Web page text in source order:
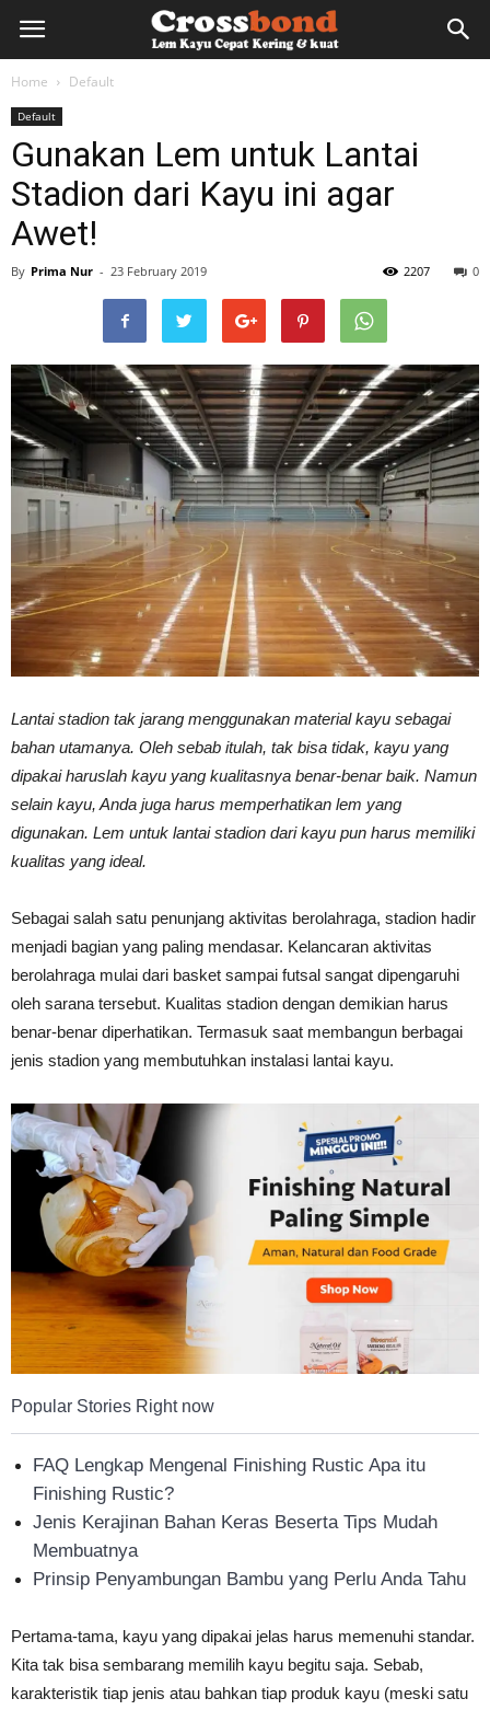
lemkayu.net
Lem
HPL,
Kertas,
Vinyl
Cepat
Kering,
Kuat
Tahan
Home Default
Default
Gunakan Lem untuk Lantai
Stadion dari Kayu ini agar
Awet!
By Prima Nur - 23 February 2019 0
2207
Lantai stadion tak jarang menggunakan material kayu sebagai
bahan utamanya. Oleh sebab itulah, tak bisa tidak, kayu yang
dipakai haruslah kayu yang kualitasnya benar-benar baik. Namun
selain kayu, Anda juga harus memperhatikan lem yang
digunakan. Lem untuk lantai stadion dari kayu pun harus memiliki
kualitas yang ideal.
Sebagai salah satu penunjang aktivitas berolahraga, stadion hadir
menjadi bagian yang paling mendasar. Kelancaran aktivitas
berolahraga mulai dari basket sampai futsal sangat dipengaruhi
oleh sarana tersebut. Kualitas stadion dengan demikian harus
benar-benar diperhatikan. Termasuk saat membangun berbagai
jenis stadion yang membutuhkan instalasi lantai kayu.
Popular Stories Right now
FAQ Lengkap Mengenal Finishing Rustic Apa itu
Finishing Rustic?
Jenis Kerajinan Bahan Keras Beserta Tips Mudah
Membuatnya
Prinsip Penyambungan Bambu yang Perlu Anda Tahu
Pertama-tama, kayu yang dipakai jelas harus memenuhi standar.
Kita tak bisa sembarang memilih kayu begitu saja. Sebab,
karakteristik tiap jenis atau bahkan tiap produk kayu (meski satu